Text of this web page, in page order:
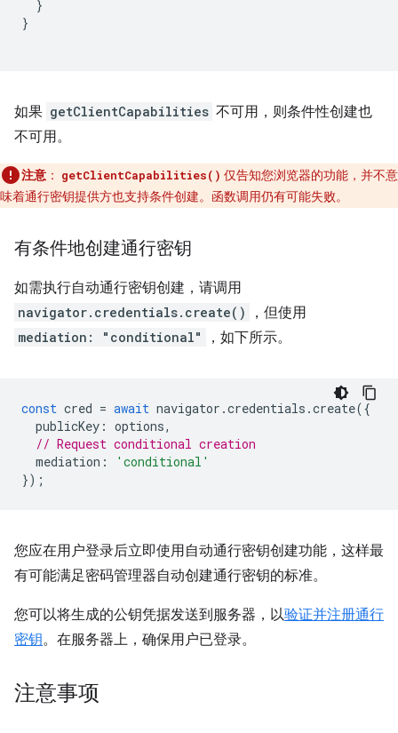
}
}
如果 getClientCapabilities 不可用，则条件性创建也
不可用。
注意 ： getClientCapabilities() 仅告知您浏览器的功能，并不意
味着通行密钥提供方也支持条件创建。函数调用仍有可能失败。
有条件地创建通行密钥
如需执行自动通行密钥创建，请调用
navigator.credentials.create() ，但使用
mediation: "conditional" ，如下所示。
const cred = await navigator .credentials .create({
publicKey : options,
// Request conditional creation
mediation :
'conditional'
});
您应在用户登录后立即使用自动通行密钥创建功能，这样最
有可能满足密码管理器自动创建通行密钥的标准。
您可以将生成的公钥凭据发送到服务器，以验证并注册通行
密钥。在服务器上，确保用户已登录。
注意事项